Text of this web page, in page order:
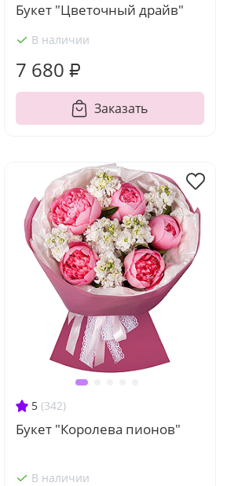
Букет "Цветочный драйв"
В наличии
7 680 ₽
Заказать
5 (342)
Букет "Королева пионов"
В наличии